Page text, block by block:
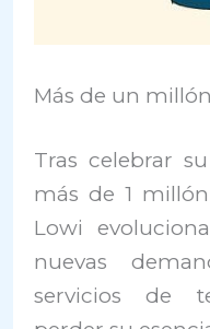
Más de un
Tras celebrar
más de 1
Lowi
nuevas
servicios de